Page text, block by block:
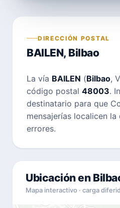
DIRECCIÓN POSTAL
BAILEN, Bilbao
La vía BAILEN (Bilbao,
código postal 48003.
destinatario para que
mensajerías localicen la
errores.
Ubicación en
Mapa interactivo · carga